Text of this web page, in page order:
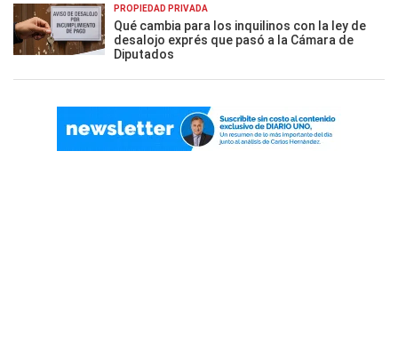
PROPIEDAD PRIVADA
Qué cambia para los inquilinos con la ley de
desalojo exprés que pasó a la Cámara de
Diputados